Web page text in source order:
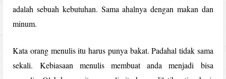
adalah sebuah kebutuhan. Sama ahalnya dengan makan dan
minum.
Kata orang menulis itu harus punya bakat. Padahal tidak sama
sekali. Kebiasaan menulis membuat anda menjadi bisa